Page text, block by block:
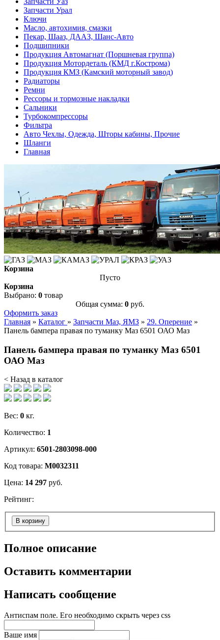
Запчасти Урал
Ключи
Масло, автохимия, смазки
Пекар, Шааз, ДААЗ, Шанс-Авто
Подшипники
Продукция Автомагнат (Поршневая группа)
Продукция Мотордеталь (КМД г.Кострома)
Продукция КМЗ (Камский моторный завод)
Радиаторы
Ремни
Рессоры и тормозные накладки
Сальники
Турбокомпрессоры
Фильтра
Авто Чехлы, Одежда, Шторы кабины, Прочие
Шланги
Главная
Корзина
Пусто
Корзина
Выбрано: 0 товар
Общая сумма: 0 руб.
Оформить заказ
Главная » Каталог » Запчасти Маз, ЯМЗ » 29. Оперение »
Панель бампера правая по туманку Маз 6501 ОАО Маз
Панель бампера правая по туманку Маз 6501
ОАО Маз
< Назад в каталог
Вес: 0 кг.
Количество: 1
Артикул: 6501-2803098-000
Код товара: М0032311
Цена: 14 297 руб.
Рейтинг:
В корзину
Полное описание
Оставить комментарии
Написать сообщение
Антиспам поле. Его необходимо скрыть через css
Ваше имя